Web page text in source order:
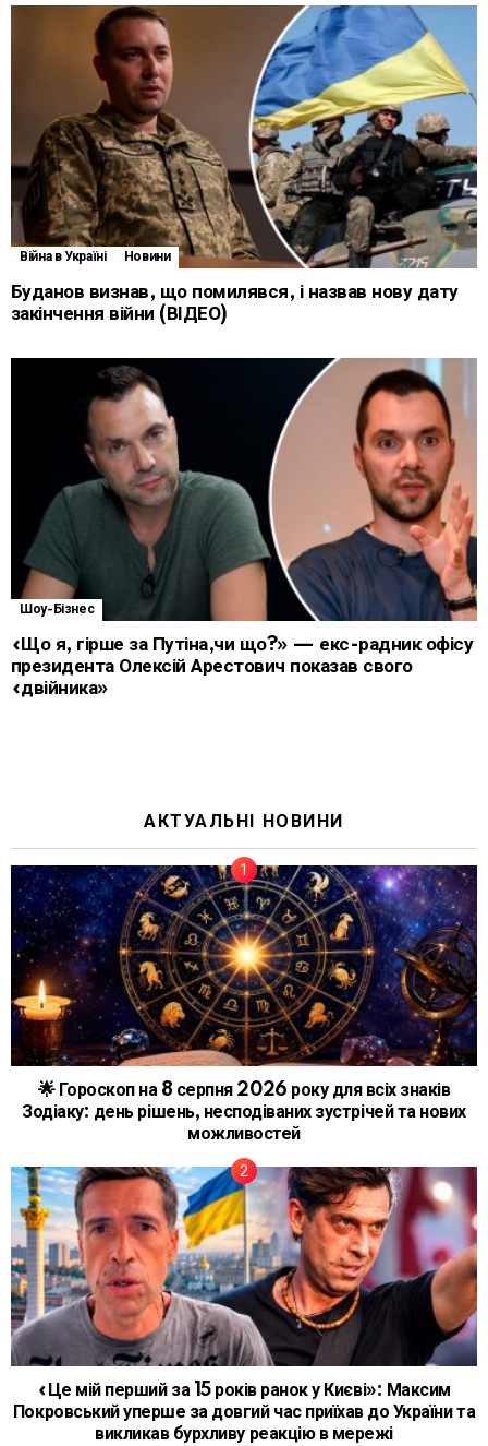
Війна в Україні Новини
Буданов визнав, що помилявся, і назвав нову дату
закінчення війни (ВІДЕО)
Шоу-Бізнес
«Що я, гірше за Путіна,чи що?» — екс-радник офісу
президента Олексій Арестович показав свого
«двійника»
АКТУАЛЬНІ НОВИНИ
🌟 Гороскоп на 8 серпня 2026 року для всіх знаків
Зодіаку: день рішень, несподіваних зустрічей та нових
можливостей
«Це мій перший за 15 років ранок у Києві»: Максим
Покровський уперше за довгий час приїхав до України та
викликав бурхливу реакцію в мережі